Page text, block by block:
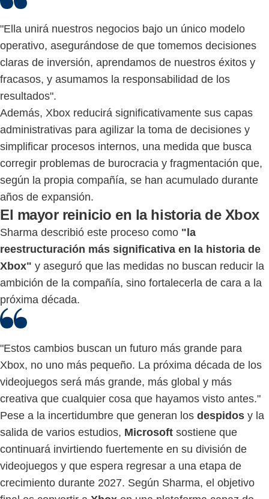
"Ella unirá nuestros negocios bajo un único modelo
operativo, asegurándose de que tomemos decisiones
claras de inversión, aprendamos de nuestros éxitos y
fracasos, y asumamos la responsabilidad de los
resultados".
Además, Xbox reducirá significativamente sus capas
administrativas para agilizar la toma de decisiones y
simplificar procesos internos, una medida que busca
corregir problemas de burocracia y fragmentación que,
según la propia compañía, se han acumulado durante
años de expansión.
El mayor reinicio en la historia de Xbox
Sharma describió este proceso como "la
reestructuración más significativa en la historia de
Xbox" y aseguró que las medidas no buscan reducir la
ambición de la compañía, sino fortalecerla de cara a la
próxima década.
"Estos cambios buscan un futuro más grande para
Xbox, no uno más pequeño. La próxima década de los
videojuegos será más grande, más global y más
creativa que cualquier cosa que hayamos visto antes."
Pese a la incertidumbre que generan los despidos y la
salida de varios estudios, Microsoft sostiene que
continuará invirtiendo fuertemente en su división de
videojuegos y que espera regresar a una etapa de
crecimiento durante 2027. Según Sharma, el objetivo